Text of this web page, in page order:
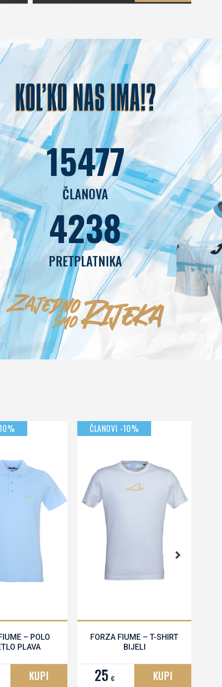
23. kol. 2026.-18:30 KUPI ULAZNICE
15477
ČLANOVA
4238
PRETPLATNIKA
– POLO
PLAVA
FORZA FIUME – T-SHIRT
BIJELI